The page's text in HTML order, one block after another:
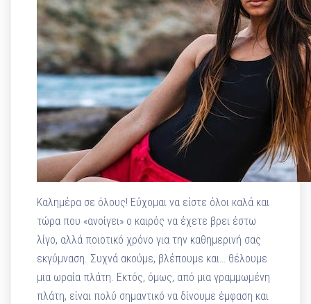
Καλημέρα σε όλους! Εύχομαι να είστε όλοι καλά και
τώρα που «ανοίγει» ο καιρός να έχετε βρει έστω
λίγο, αλλά ποιοτικό χρόνο για την καθημερινή σας
εκγύμναση. Συχνά ακούμε, βλέπουμε και… θέλουμε
μια ωραία πλάτη. Εκτός, όμως, από μια γραμμωμένη
πλάτη, είναι πολύ σημαντικό να δίνουμε έμφαση και